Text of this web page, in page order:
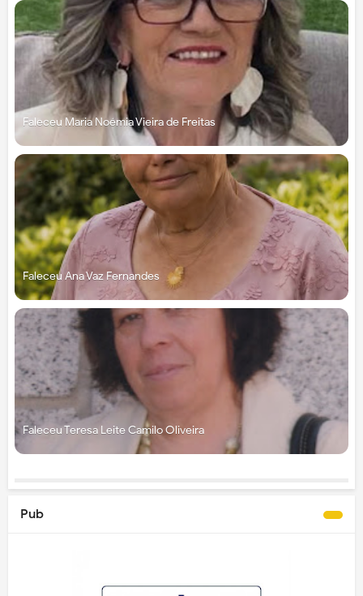
Faleceu Maria Noémia Vieira de Freitas
Faleceu Ana Vaz Fernandes
Faleceu Teresa Leite Camilo Oliveira
Pub